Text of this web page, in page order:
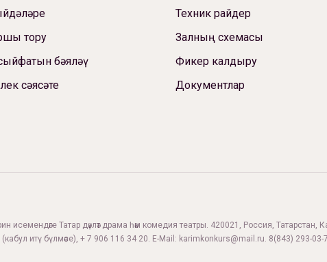
тору
бәяләү
сәясәте
Техник райдер
Залның схемасы
Фикер калдыру
Документлар
исемендәге Татар дәүләт драма һәм комедия театры. 420021, Россия, Татарстан,
(кабул итү бүлмәсе), + 7 906 116 34 20. E-Mail: karimkonkurs@mail.ru. 8(843) 293-03-